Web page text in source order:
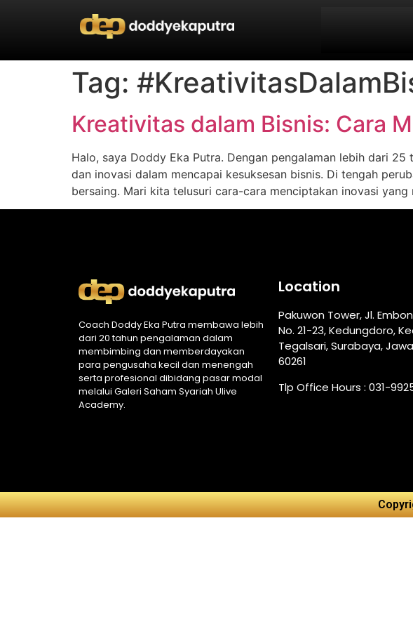
Tag:
Kreativitas dalam Bisnis: Cara
Halo, saya Doddy Eka Putra. Dengan pengalaman lebih dari
dan inovasi dalam mencapai kesuksesan bisnis. Di tengah
bersaing. Mari kita telusuri cara-cara menciptakan inovasi
Coach Doddy Eka Putra membawa lebih
dari 20 tahun pengalaman dalam
membimbing dan memberdayakan
para pengusaha kecil dan menengah
serta profesional dibidang pasar modal
melalui Galeri Saham Syariah Ulive
Academy.
Location
Pakuwon Tower, Jl.
No. 21-23, Kedungdoro,
Tegalsari, Surabaya,
60261
Tlp Office Hours : 031-